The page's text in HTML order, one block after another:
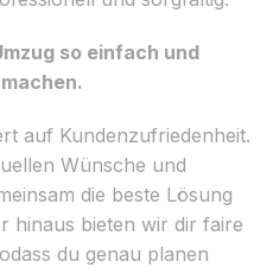
so einfach und
auf Kundenzufriedenheit.
Wünsche und
die beste Lösung
hinaus bieten wir dir faire
du genau planen